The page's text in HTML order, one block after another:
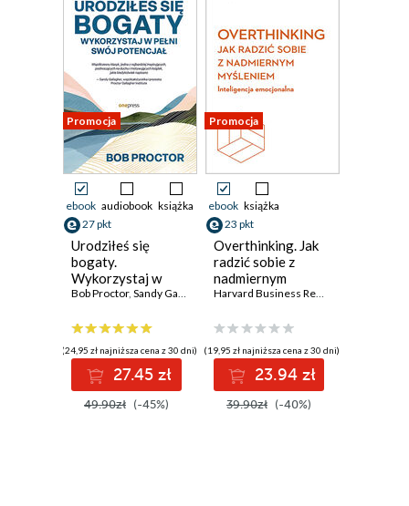
Promocja
ebook audiobook książka
27 pkt
Urodziłeś się
bogaty.
Wykorzystaj w
pełni swój
Bob Proctor, Sandy Gallagher
(24,95 zł najniższa cena z 30 dni)
27.45 zł
49.90zł (-45%)
Promocja
ebook książka
23 pkt
Overthinking. Jak
radzić sobie z
nadmiernym
myśleniem.
emocjonalna.
Harvard Business
Review
Harvard Business Review
(19,95 zł najniższa cena z 30 dni)
23.94 zł
39.90zł (-40%)